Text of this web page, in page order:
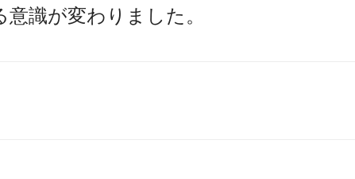
識が変わりました。